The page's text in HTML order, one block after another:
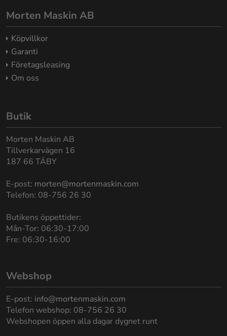
Morten Maskin AB
Köpvillkor
Garanti
Företagsleasing
Om oss
Butik
Morten Maskin AB
Tillverkarvägen 16
187 66 TÄBY
E-post: morten@mortenmaskin.com
Telefon: 08-756 26 30
Butikens öppettider:
Mån-Tor: 06:30-17:00
Fre: 06:30-16:00
Webshop
E-post: info@mortenmaskin.com
Telefon webshop: 08-756 26 30
Webshopen öppen alla dagar dygnet runt